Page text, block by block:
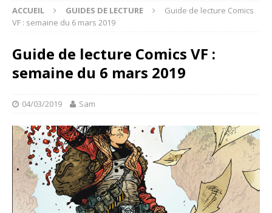
ACCUEIL GUIDES DE LECTURE
Guide de lecture Comics
VF : semaine du 6 mars 2019
Guide de lecture Comics VF :
semaine du 6 mars 2019
04/03/2019 Sam